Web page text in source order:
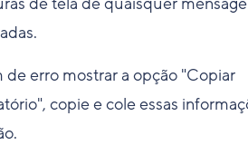
de erro mostrar a opção "Copiar
copie e cole essas